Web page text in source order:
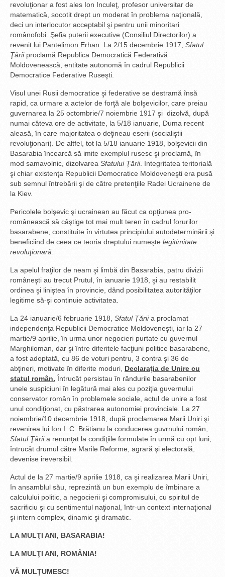
revoluţionar a fost ales Ion Inculeţ, profesor universitar de
matematică, socotit drept un moderat în problema naţională,
deci un interlocutor acceptabil şi pentru unii minoritari
românofobi. Şefia puterii executive (Consiliul Directorilor) a
revenit lui Pantelimon Erhan. La 2/15 decembrie 1917, Sfatul
Ţăriiproclamă Republica Democratică Federativă
Moldovenească, entitate autonomă în cadrul Republicii
Democratice Federative Ruseşti.
Visul unei Rusii democratice şi federative se destramă însă
rapid, ca urmare a actelor de forţă ale bolşevicilor, care preiau
guvernarea la 25 octombrie/7 noiembrie 1917 şi dizolvă, după
numai câteva ore de activitate, la 5/18 ianuarie, Duma recent
aleasă, în care majoritatea o deţineau eserii (socialiştii
revoluţionari). De altfel, tot la 5/18 ianuarie 1918, bolşevicii din
Basarabia încearcă să imite exemplul rusesc şi proclamă, în
mod samavolnic, dizolvarea Sfatului Ţării. Integritatea teritorială
şi chiar existenţa Republicii Democratice Moldoveneşti era pusă
sub semnul întrebării şi de către pretenţiile Radei Ucrainene de
la Kiev.
Pericolele bolşevic şi ucrainean au făcut ca opţiunea pro-
românească să câştige tot mai mult teren în cadrul forurilor
basarabene, constituite în virtutea principiului autodeterminării şi
beneficiind de ceea ce teoria dreptului numeşte legitimitate
revoluţionară
La apelul fraţilor de neam şi limbă din Basarabia, patru divizii
româneşti au trecut Prutul, în ianuarie 1918, şi au restabilit
ordinea şi liniştea în provincie, dând posibilitatea autorităţilor
legitime să-şi continuie activitatea.
La 24 ianuarie/6 februarie 1918, Sfatul Ţăriia proclamat
independenţa Republicii Democratice Moldoveneşti, iar la 27
martie/9 aprilie, în urma unor negocieri purtate cu guvernul
Marghiloman, dar şi între diferitele facţiuni politice basarabene,
a fost adoptată, cu 86 de voturi pentru, 3 contra şi 36 de
abţineri, motivate în diferite moduri, Declaraţia de Unire cu
statul român. Întrucât persistau în rândurile basarabenilor
unele suspiciuni în legătură mai ales cu poziţia guvernului
conservator român în problemele sociale, actul de unire a fost
unul condiţionat, cu păstrarea autonomiei provinciale. La 27
noiembrie/10 decembrie 1918, după proclamarea Marii Uniri şi
revenirea lui Ion I. C. Brătianu la conducerea guvrnului român,
Sfatul Ţăriia renunţat la condiţiile formulate în urmă cu opt luni,
întrucât drumul către Marile Reforme, agrară şi electorală,
devenise ireversibil.
Actul de la 27 martie/9 aprilie 1918, ca şi realizarea Marii Uniri,
în ansamblul său, reprezintă un bun exemplu de îmbinare a
calculului politic, a negocierii şi compromisului, cu spiritul de
sacrificiu şi cu sentimentul naţional, într-un context internaţional
şi intern complex, dinamic şi dramatic.
LA MULŢI ANI, BASARABIA!
LA MULŢI ANI, ROMÂNIA!
VĂ MULŢUMESC!